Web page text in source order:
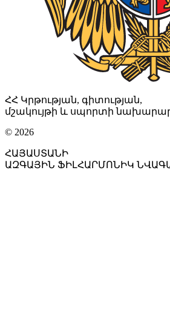
ՀՀ Կրթության, գիտության,
մշակույթի և սպորտի
© 2026
ՀԱՅԱՍՏԱՆԻ
ԱԶԳԱՅԻՆ ՖԻԼՀԱՐՄՈՆԻԿ